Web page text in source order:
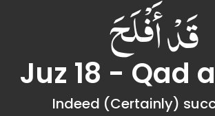
قَدْ أَفْلَحَ
Juz 18 - Qad
Indeed (Certainly)